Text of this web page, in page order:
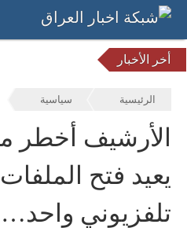
أخر الأخبار
الرئيسية سياسية
الأرشيف أخطر
يعيد فتح الملفات
تلفزيوني